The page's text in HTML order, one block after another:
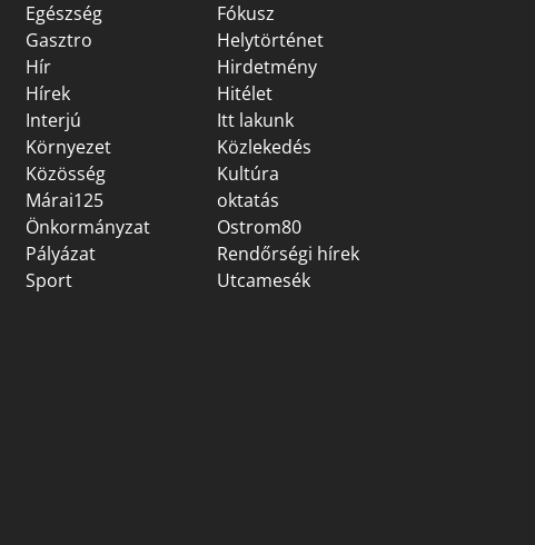
Egészség
Fókusz
Gasztro
Helytörténet
Hír
Hirdetmény
Hírek
Hitélet
Interjú
Itt lakunk
Környezet
Közlekedés
Közösség
Kultúra
Márai125
oktatás
Önkormányzat
Ostrom80
Pályázat
Rendőrségi hírek
Sport
Utcamesék